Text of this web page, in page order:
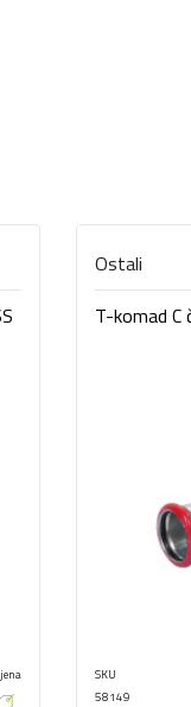
Ostali
T-komad C
SKU
58149